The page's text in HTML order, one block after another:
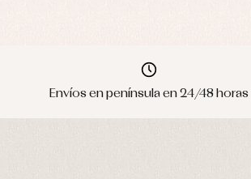
Envíos en península en 24/48 horas